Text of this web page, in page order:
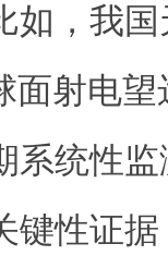
如，我
面射电
系统性
键性证